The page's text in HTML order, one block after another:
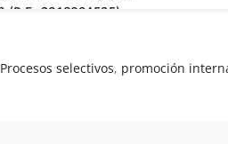
Procesos selectivos, promoción